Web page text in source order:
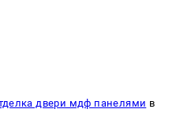
двери мдф панелями в